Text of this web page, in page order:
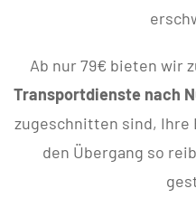
Ab nur 79€ bieten wir
Transportdienste nach
zugeschnitten sind, Ihre
den Übergang so